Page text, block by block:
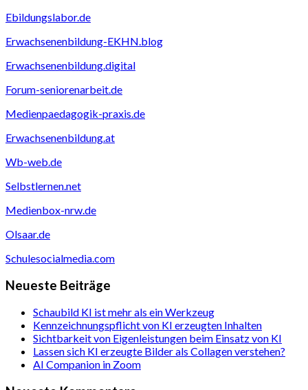
Ebildungslabor.de
Erwachsenenbildung-EKHN.blog
Erwachsenenbildung.digital
Forum-seniorenarbeit.de
Medienpaedagogik-praxis.de
Erwachsenenbildung.at
Wb-web.de
Selbstlernen.net
Medienbox-nrw.de
Olsaar.de
Schulesocialmedia.com
Neueste Beiträge
Schaubild KI ist mehr als ein Werkzeug
Kennzeichnungspflicht von KI erzeugten Inhalten
Sichtbarkeit von Eigenleistungen beim Einsatz von KI
Lassen sich KI erzeugte Bilder als Collagen verstehen?
AI Companion in Zoom